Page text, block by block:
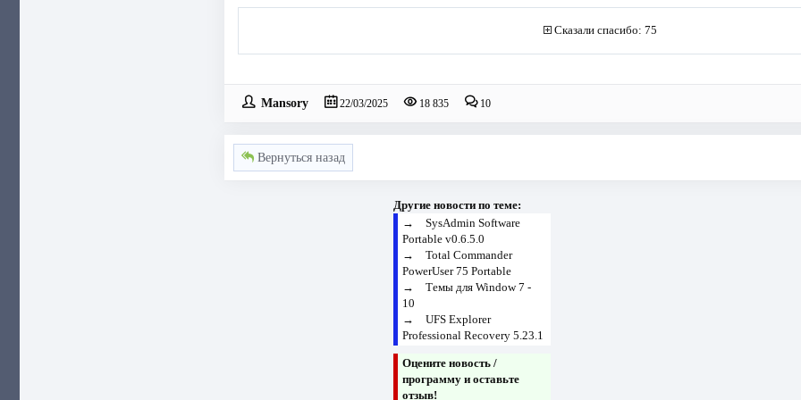
Сказали спасибо: 75
Mansory 22/03/2025 18 835 10
Вернуться назад
Другие новости по теме:
→ SysAdmin Software
Portable v0.6.5.0
→ Total Commander
PowerUser 75 Portable
→ Темы для Window 7 -
10
→ UFS Explorer
Professional Recovery 5.23.1
Оцените новость /
программу и оставьте
отзыв!